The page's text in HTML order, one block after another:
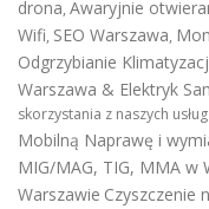
drona, Awaryjnie
Wifi, SEO Warszawa,
Odgrzybianie
Warszawa & Elektryk
skorzystania z naszych
Mobilną Naprawę i
MIG/MAG, TIG, MMA w
Warszawie Czyszczenie